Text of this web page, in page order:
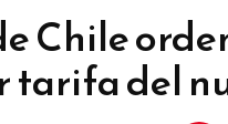
Chile
tarifa del